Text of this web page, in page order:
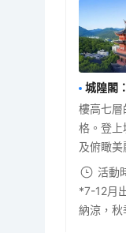
城隍閣 ：
樓高七層
格。登上
及俯瞰美
活動
*7-12月
納涼，秋